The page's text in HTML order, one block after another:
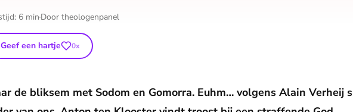
6 min Door theologenpanel
Geef een hartje 0x
de bliksem met Sodom en Gomorra. Euhm… volgens Alain Verheij